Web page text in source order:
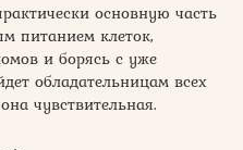
основную часть
питанием клеток,
и борясь с уже
обладательницам всех
чувствительная.